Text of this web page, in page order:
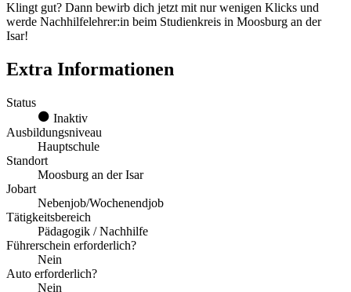
Klingt gut? Dann bewirb dich jetzt mit nur wenigen Klicks und
werde Nachhilfelehrer:in beim Studienkreis in Moosburg an der
Isar!
Extra Informationen
Status
Inaktiv
Ausbildungsniveau
Hauptschule
Standort
Moosburg an der Isar
Jobart
Nebenjob/Wochenendjob
Tätigkeitsbereich
Pädagogik / Nachhilfe
Führerschein erforderlich?
Nein
Auto erforderlich?
Nein